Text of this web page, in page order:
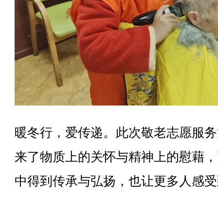
暖冬行，爱传递。此次敬老志愿服
来了物质上的关怀与精神上的慰藉
中得到传承与弘扬，也让更多人感